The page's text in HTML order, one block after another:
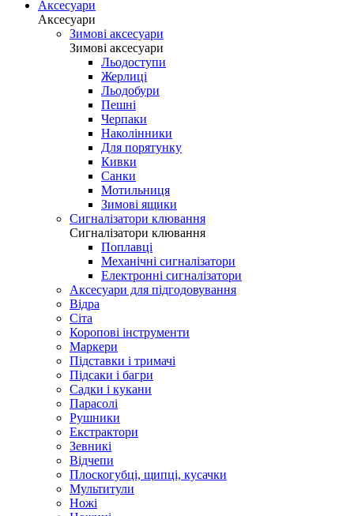
Аксесуари
Аксесуари
Зимові аксесуари
Зимові аксесуари
Льодоступи
Жерлиці
Льодобури
Пешні
Черпаки
Наколінники
Для порятунку
Кивки
Санки
Мотильниця
Зимові ящики
Сигналізатори клювання
Сигналізатори клювання
Поплавці
Механічні сигналізатори
Електронні сигналізатори
Аксесуари для підгодовування
Відра
Сіта
Коропові інструменти
Маркери
Підставки і тримачі
Підсаки і багри
Садки і кукани
Парасолі
Рушники
Екстрактори
Зевникі
Відчепи
Плоскогубці, щипці, кусачки
Мультитули
Ножі